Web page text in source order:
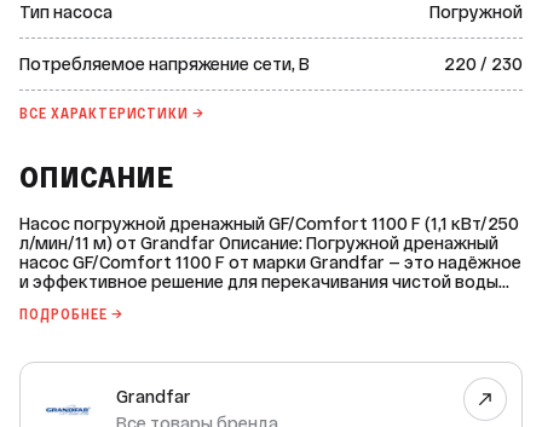
Тип насоса Погружной
Потребляемое напряжение сети, В 220 / 230
ВСЕ ХАРАКТЕРИСТИКИ →
ОПИСАНИЕ
Насос погружной дренажный GF/Comfort 1100 F (1,1 кВт/250
л/мин/11 м) от Grandfar Описание: Погружной дренажный
насос GF/Comfort 1100 F от марки Grandfar — это надёжное
и эффективное решение для перекачивания чистой воды
обладает высокой производительностью, что делает его
промышленных условиях. Основные характеристики: * Тип
насоса: центробежный. * Конструкция: дренажный. *
Напряжение сети: 220/230 В. * Максимальная высота
подъёма воды: 11 метров. * Максимальная
ПОДРОБНЕЕ →
Grandfar
Все товары бренда